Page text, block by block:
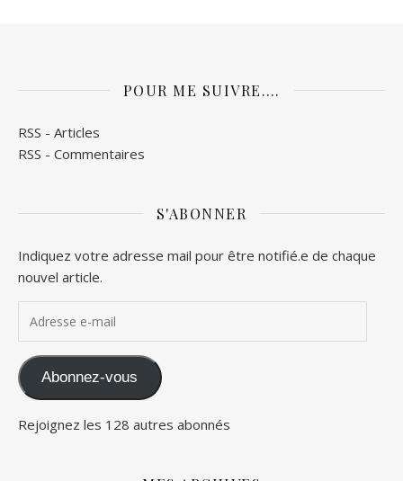
POUR ME SUIVRE….
RSS - Articles
RSS - Commentaires
S'ABONNER
Indiquez votre adresse mail pour être notifié.e de chaque
nouvel article.
Abonnez-vous
Rejoignez les 128 autres abonnés